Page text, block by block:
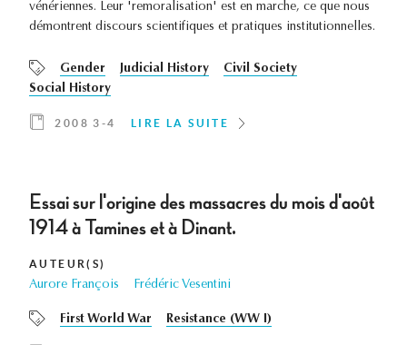
vénériennes. Leur 'remoralisation' est en marche, ce que nous
démontrent discours scientifiques et pratiques institutionnelles.
Gender Judicial History
Civil Society
Social History
2008 3-4 LIRE LA SUITE
Essai sur l'origine des massacres du mois d'août
1914 à Tamines et à Dinant.
AUTEUR(S)
Aurore François Frédéric Vesentini
First World War Resistance (WW I)